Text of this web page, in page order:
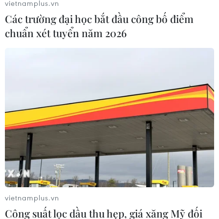
Pháp, New Zealand khởi động chiến dịch
chống bạo lực trên mạng xã hội
16/05/2019 01:36
Tổng thống Pháp Emmanuel Macron và Thủ tướng New
Zealand Jacinda Ardern đã khởi động một chiến dịch
quốc tế đấu tranh chống bạo lực trên không gian mạng,
mang tên "Lời kêu gọi từ Christchurch."
vietnamplus.vn
Các trường đại học bắt đầu công bố điểm
chuẩn xét tuyển năm 2026
vietnamplus.vn
Công suất lọc dầu thu hẹp, giá xăng Mỹ đối